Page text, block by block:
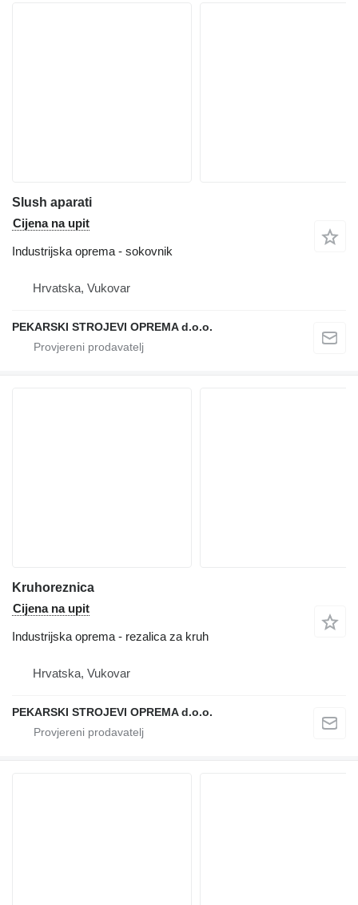
Slush aparati
Cijena na upit
Industrijska oprema - sokovnik
Hrvatska, Vukovar
PEKARSKI STROJEVI OPREMA d.o.o.
Kruhoreznica
Cijena na upit
Industrijska oprema - rezalica za kruh
Hrvatska, Vukovar
PEKARSKI STROJEVI OPREMA d.o.o.